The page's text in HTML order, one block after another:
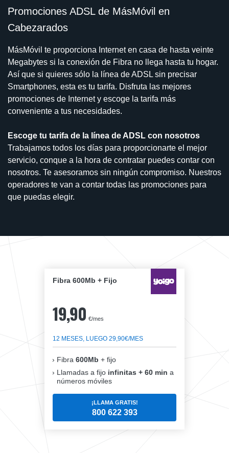
Promociones ADSL de MásMóvil en
Cabezarados
MásMóvil te proporciona Internet en casa de hasta veinte
Megabytes si la conexión de Fibra no llega hasta tu hogar.
Así que si quieres sólo la línea de ADSL sin precisar
Smartphones, esta es tu tarifa. Disfruta las mejores
promociones de Internet y escoge la tarifa más
conveniente a tus necesidades.
Escoge tu tarifa de la línea de ADSL con nosotros
Trabajamos todos los días para proporcionarte el mejor
servicio, conque a la hora de contratar puedes contar con
nosotros. Te asesoramos sin ningún compromiso. Nuestros
operadores te van a contar todas las promociones para
que puedas elegir.
Fibra 600Mb + Fijo
19,90 €/mes
12 MESES, LUEGO 29,90€/MES
Fibra 600Mb + fijo
Llamadas a fijo infinitas + 60 min a
números móviles
¡LLAMA GRATIS!
800 622 393